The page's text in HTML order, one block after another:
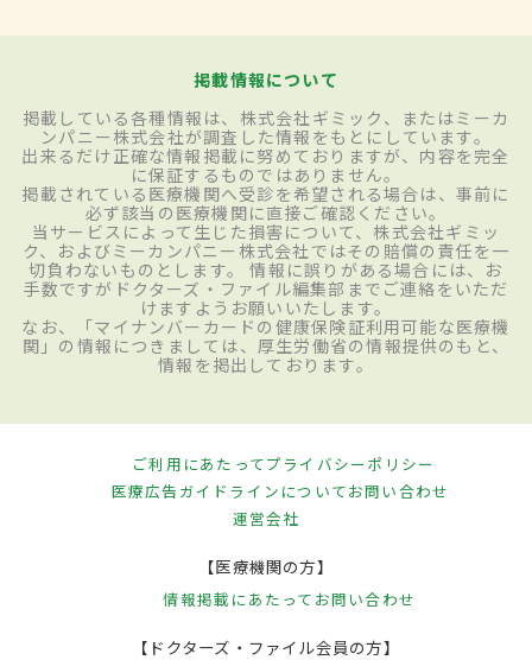
掲載情報について
掲載している各種情報は、株式会社ギミック、またはミーカ
ンパニー株式会社が調査した情報をもとにしています。
出来るだけ正確な情報掲載に努めておりますが、内容を完全
に保証するものではありません。
掲載されている医療機関へ受診を希望される場合は、事前に
必ず該当の医療機関に直接ご確認ください。
当サービスによって生じた損害について、株式会社ギミッ
ク、およびミーカンパニー株式会社ではその賠償の責任を一
切負わないものとします。 情報に誤りがある場合には、お
手数ですがドクターズ・ファイル編集部までご連絡をいただ
けますようお願いいたします。
なお、「マイナンバーカードの健康保険証利用可能な医療機
関」の情報につきましては、厚生労働省の情報提供のもと、
情報を掲出しております。
ご利用にあたってプライバシーポリシー
医療広告ガイドラインについてお問い合わせ
運営会社
【医療機関の方】
情報掲載にあたって お問い合わせ
【ドクターズ・ファイル会員の方】